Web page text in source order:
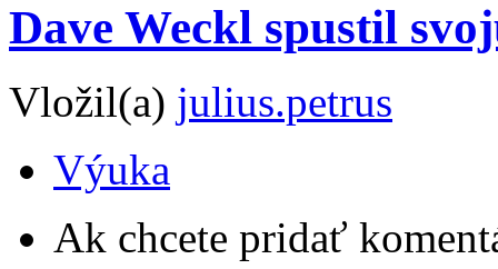
Dave Weckl spustil
Vložil(a) julius.petrus
Výuka
Ak chcete pridať